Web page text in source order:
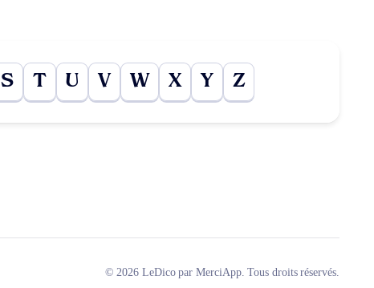
S T U V W X Y Z
© 2026 LeDico par MerciApp. Tous droits réservés.